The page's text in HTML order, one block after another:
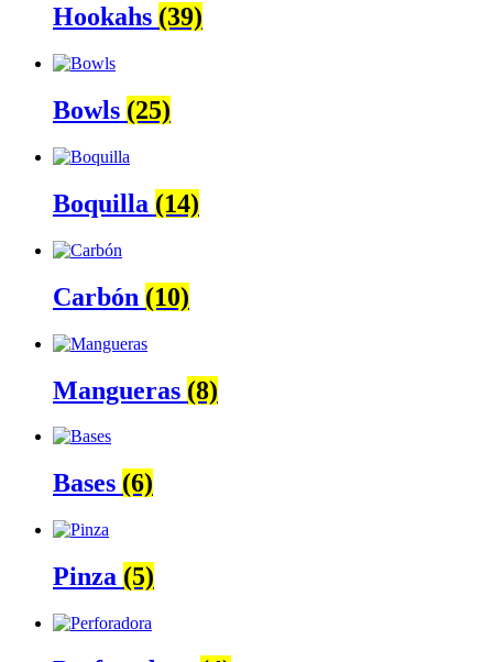
Hookahs (39)
Bowls (25)
Boquilla (14)
Carbón (10)
Mangueras (8)
Bases (6)
Pinza (5)